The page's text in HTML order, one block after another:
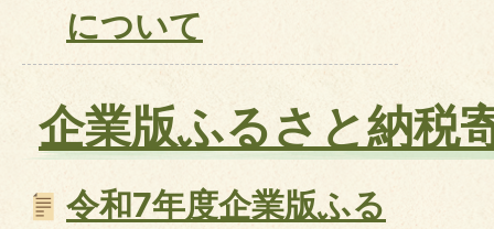
について
企業版ふるさと納税
令和7年度企業版ふる